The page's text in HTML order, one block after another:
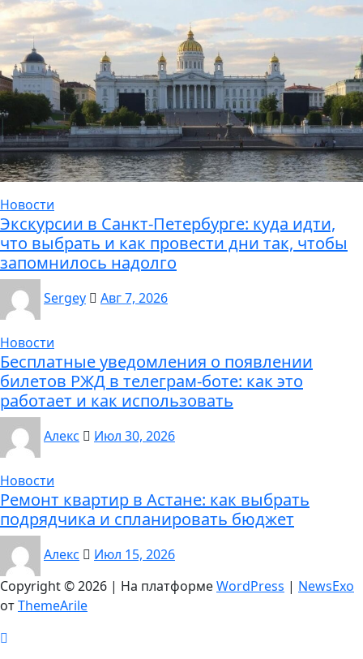
Новости
Экскурсии в Санкт-Петербурге: куда идти,
что выбрать и как провести дни так, чтобы
запомнилось надолго
Sergey Авг 7, 2026
Новости
Бесплатные уведомления о появлении
билетов РЖД в телеграм-боте: как это
работает и как использовать
Алекс Июл 30, 2026
Новости
Ремонт квартир в Астане: как выбрать
подрядчика и спланировать бюджет
Алекс
Июл 15, 2026
Copyright © 2026 | На платформеWordPress | NewsExo
отThemeArile